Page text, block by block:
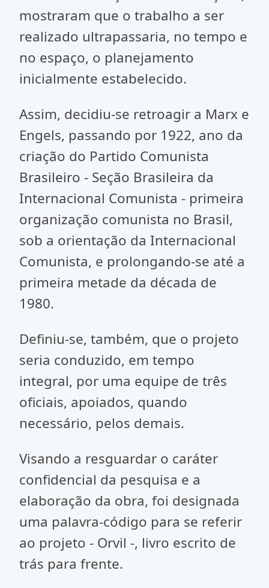
mostraram que o trabalho a ser
realizado ultrapassaria, no tempo e
no espaço, o planejamento
inicialmente estabelecido.
Assim, decidiu-se retroagir a Marx e
Engels, passando por 1922, ano da
criação do Partido Comunista
Brasileiro - Seção Brasileira da
Internacional Comunista - primeira
organização comunista no Brasil,
sob a orientação da Internacional
Comunista, e prolongando-se até a
primeira metade da década de
1980.
Definiu-se, também, que o projeto
seria conduzido, em tempo
integral, por uma equipe de três
oficiais, apoiados, quando
necessário, pelos demais.
Visando a resguardar o caráter
confidencial da pesquisa e a
elaboração da obra, foi designada
uma palavra-código para se referir
ao projeto - Orvil -, livro escrito de
trás para frente.